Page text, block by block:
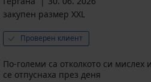
закупен размер XXL
Проверен клиент
По-големи са отколкото си
се отпуснаха през деня